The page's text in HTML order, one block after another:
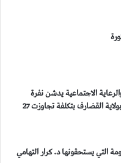
الاجتماعية يدشن نفرة
“عطاء الإحسان (5)” بولاية القضارف بتكلفة تجاوزت 27
التي يستحقونها د. كرار التهامي